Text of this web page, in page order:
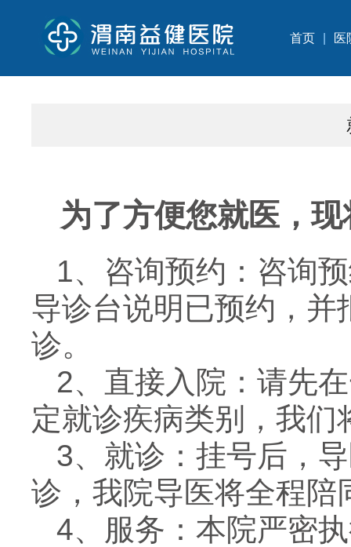
首页 医
为了方便您就医，
1、咨询预约：咨询
导诊台说明已预约，并
诊。
2、直接入院：请先
定就诊疾病类别，我
3、就诊：挂号后，
诊，我院导医将全程陪
4、服务：本院严密